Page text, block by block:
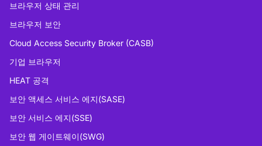
브라우저 상태 관리
브라우저 보안
Cloud Access Security Broker (CASB)
기업 브라우저
HEAT 공격
보안 액세스 서비스 에지(SASE)
보안 서비스 에지(SSE)
보안 웹 게이트웨이(SWG)